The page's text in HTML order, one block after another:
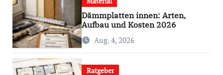
Dämmplatten innen: Arten,
Aufbau und Kosten 2026
Aug. 4, 2026
Ratgeber